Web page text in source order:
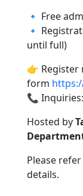
🔹 Free
🔹
until full)
👉
form
📞
Hosted by
Please
details.